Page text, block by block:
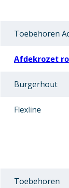
Toebehoren
Afdekrozet
Burgerhout
Flexline
Toebehoren